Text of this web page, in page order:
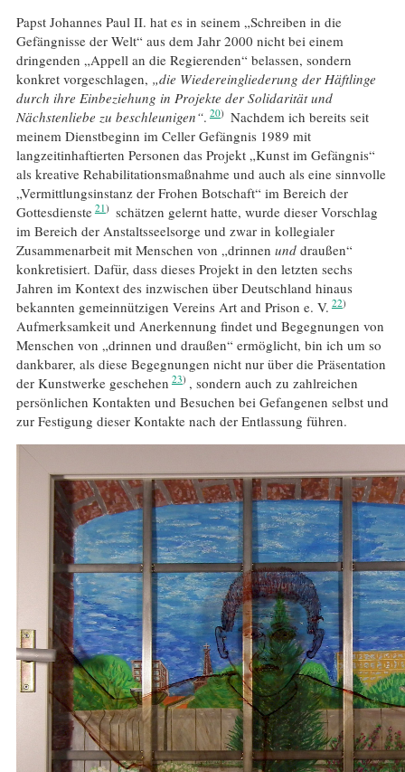
Papst Johannes Paul II. hat es in seinem „Schreiben in die
Gefängnisse der Welt“ aus dem Jahr 2000 nicht bei einem
dringenden „Appell an die Regierenden“ belassen, sondern
konkret vorgeschlagen, „die Wiedereingliederung der Häftlinge
durch ihre Einbeziehung in Projekte der Solidarität und
Nächstenliebe zu beschleunigen“. 20
Nachdem ich bereits seit
meinem Dienstbeginn im Celler Gefängnis 1989 mit
langzeitinhaftierten Personen das Projekt „Kunst im Gefängnis“
als kreative Rehabilitationsmaßnahme und auch als eine sinnvolle
„Vermittlungsinstanz der Frohen Botschaft“ im Bereich der
Gottesdienste 21
schätzen gelernt hatte, wurde dieser Vorschlag
im Bereich der Anstaltsseelsorge und zwar in kollegialer
Zusammenarbeit mit Menschen von „drinnen unddraußen“
konkretisiert. Dafür, dass dieses Projekt in den letzten sechs
Jahren im Kontext des inzwischen über Deutschland hinaus
bekannten gemeinnützigen Vereins Art and Prison e. V. 22
Aufmerksamkeit und Anerkennung findet und Begegnungen von
Menschen von „drinnen und draußen“ ermöglicht, bin ich um so
dankbarer, als diese Begegnungen nicht nur über die Präsentation
der Kunstwerke geschehen 23 , sondern auch zu zahlreichen
persönlichen Kontakten und Besuchen bei Gefangenen selbst und
zur Festigung dieser Kontakte nach der Entlassung führen.